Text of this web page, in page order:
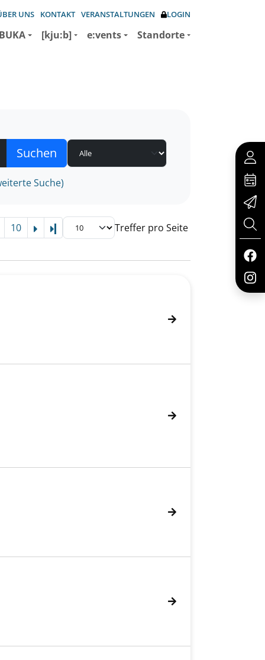
UNS KONTAKT VERANSTALTUNGEN LOGIN
[kju:b] e:vents Standorte
Suche)
10 Letzte Seite Treffer pro Seite